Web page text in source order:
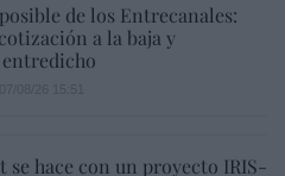
de los Entrecanales:
a la baja y
se hace con un proyecto IRIS-